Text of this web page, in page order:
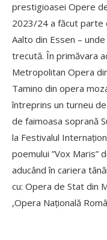
prestigioasei Opere
2023/24 a făcut parte
Aalto din Essen –
trecută. În primăvara
Metropolitan Opera
Tamino din opera
întreprins un turneu
de faimoasa soprană
la Festivalul
poemului ”Vox Maris”
aducând în cariera
cu: Opera de Stat din
,Opera Națională